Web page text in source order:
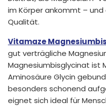
im Körper ankommt –
Qualität.
Vitamaze
gut verträgliche
Magnesiumbisglycinat ist
Aminosäure Glycin
besonders schonend
eignet sich ideal für